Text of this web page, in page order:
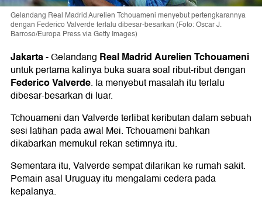
Gelandang Real Madrid Aurelien Tchouameni menyebut pertengkarannya
dengan Federico Valverde terlalu dibesar-besarkan (Foto: Oscar J.
Barroso/Europa Press via Getty Images)
Jakarta-Gelandang Real MadridAurelien Tchouameni
untuk pertama kalinya buka suara soal ribut-ribut dengan
Federico Valverde. Ia menyebut masalah itu terlalu
dibesar-besarkan di luar.
Tchouameni dan Valverde terlibat keributan dalam sebuah
sesi latihan pada awal Mei. Tchouameni bahkan
dikabarkan memukul rekan setimnya itu.
Sementara itu, Valverde sempat dilarikan ke rumah sakit.
Pemain asal Uruguay itu mengalami cedera pada
kepalanya.